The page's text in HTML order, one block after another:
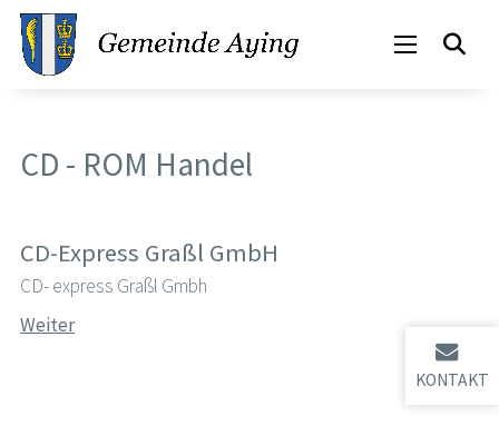
KONTAKT
CD - ROM Handel
CD-Express Graßl GmbH
CD- express Graßl Gmbh
Weiter